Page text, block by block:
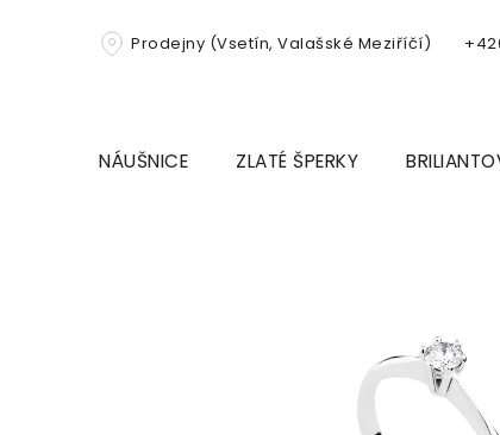
Prodejny (Vsetín, Valašské Meziříčí)
NÁUŠNICE ZLATÉ ŠPERKY